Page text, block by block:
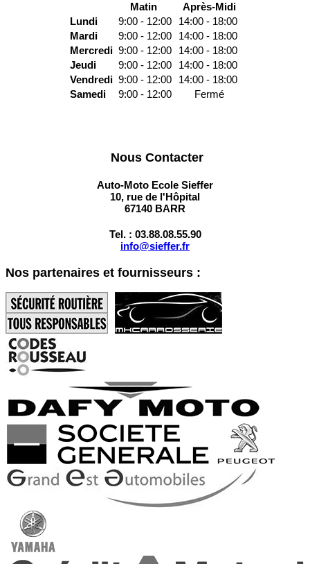
Matin
Après-Midi
Lundi
9:00 - 12:00
14:00 - 18:00
Mardi
9:00 - 12:00
14:00 - 18:00
Mercredi 9:00 - 12:00
14:00 - 18:00
Jeudi
9:00 - 12:00
14:00 - 18:00
Vendredi 9:00 - 12:00
14:00 - 18:00
Samedi
9:00 - 12:00 Fermé
Nous Contacter
Auto-Moto Ecole Sieffer
10, rue de l'Hôpital
67140 BARR
Tel. : 03.88.08.55.90
info@sieffer.fr
Nos partenaires et fournisseurs :